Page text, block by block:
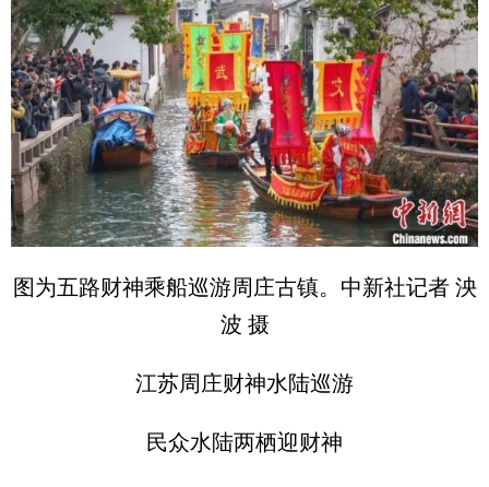
图为五路财神乘船巡游周庄古镇。中新社记者 泱
波 摄
江苏周庄财神水陆巡游
民众水陆两栖迎财神